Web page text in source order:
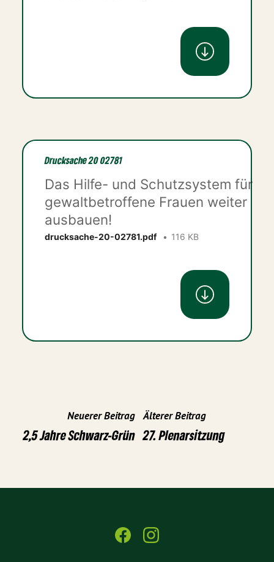
Drucksache 20 02781
Das Hilfe- und Schutzsystem für
gewaltbetroffene Frauen weiter
ausbauen!
drucksache-20-02781.pdf 116 KB
Neuerer Beitrag
2,5 Jahre Schwarz-Grün
Älterer Beitrag
27. Plenarsitzung